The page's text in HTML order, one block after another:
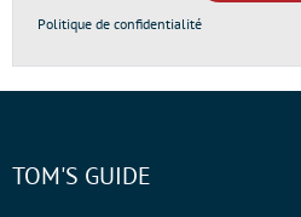
Politique de confidentialité
TOM'S GUIDE